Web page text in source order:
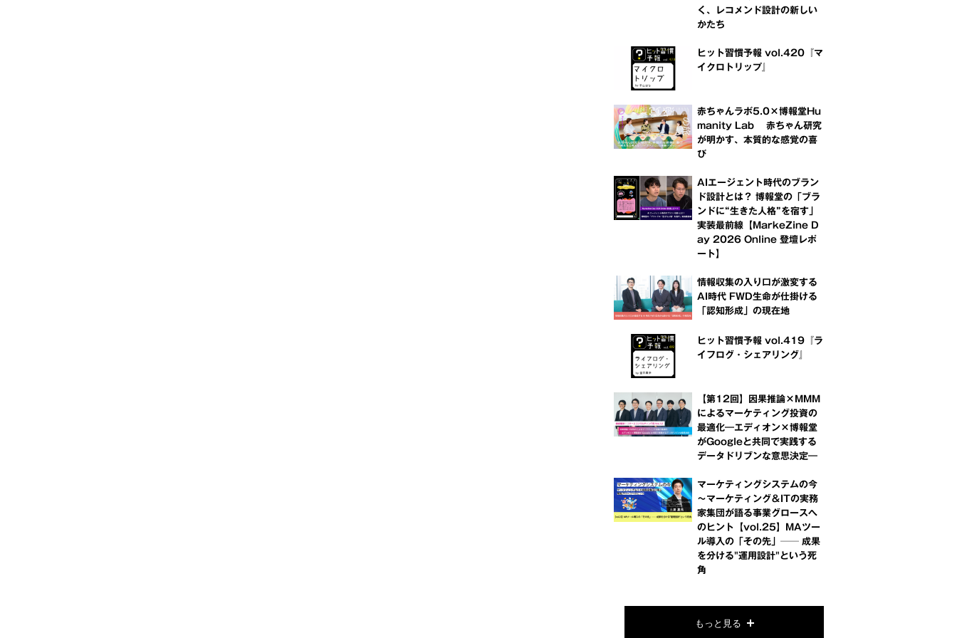
く、レコメンド設計の新しい
かたち
ヒット習慣予報 vol.420『マ
イクロトリップ』
赤ちゃんラボ5.0×博報堂Hu
manity Lab 赤ちゃん研究
が明かす、本質的な感覚の喜
び
AIエージェント時代のブラン
ド設計とは？ 博報堂の「ブラ
ンドに“生きた人格”を宿す」
実装最前線【MarkeZine D
ay 2026 Online 登壇レポ
ート】
情報収集の入り口が激変する
AI時代 FWD生命が仕掛ける
「認知形成」の現在地
ヒット習慣予報 vol.419『ラ
イフログ・シェアリング』
【第12回】因果推論×MMM
によるマーケティング投資の
最適化―エディオン×博報堂
がGoogleと共同で実践する
データドリブンな意思決定―
マーケティングシステムの今
～マーケティング＆ITの実務
家集団が語る事業グロースへ
のヒント【vol.25】MAツー
ル導入の「その先」── 成果
を分ける"運用設計"という死
角
もっと見る